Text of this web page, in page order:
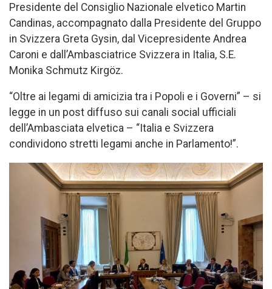
Presidente del Consiglio Nazionale elvetico Martin
Candinas, accompagnato dalla Presidente del Gruppo
in Svizzera Greta Gysin, dal Vicepresidente Andrea
Caroni e dall’Ambasciatrice Svizzera in Italia, S.E.
Monika Schmutz Kirgöz.
“Oltre ai legami di amicizia tra i Popoli e i Governi” – si
legge in un post diffuso sui canali social ufficiali
dell’Ambasciata elvetica – “Italia e Svizzera
condividono stretti legami anche in Parlamento!”.